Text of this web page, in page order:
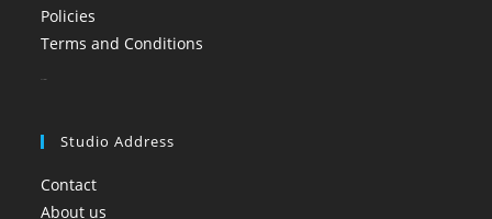
Policies
Terms and Conditions
Studio Address
Contact
About us